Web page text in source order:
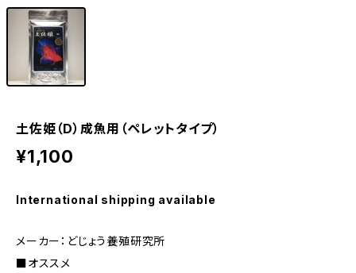
土佐姫（D）成魚用（ペレットタイプ）
¥1,100
International shipping available
メーカー：どじょう養殖研究所
■オススメ